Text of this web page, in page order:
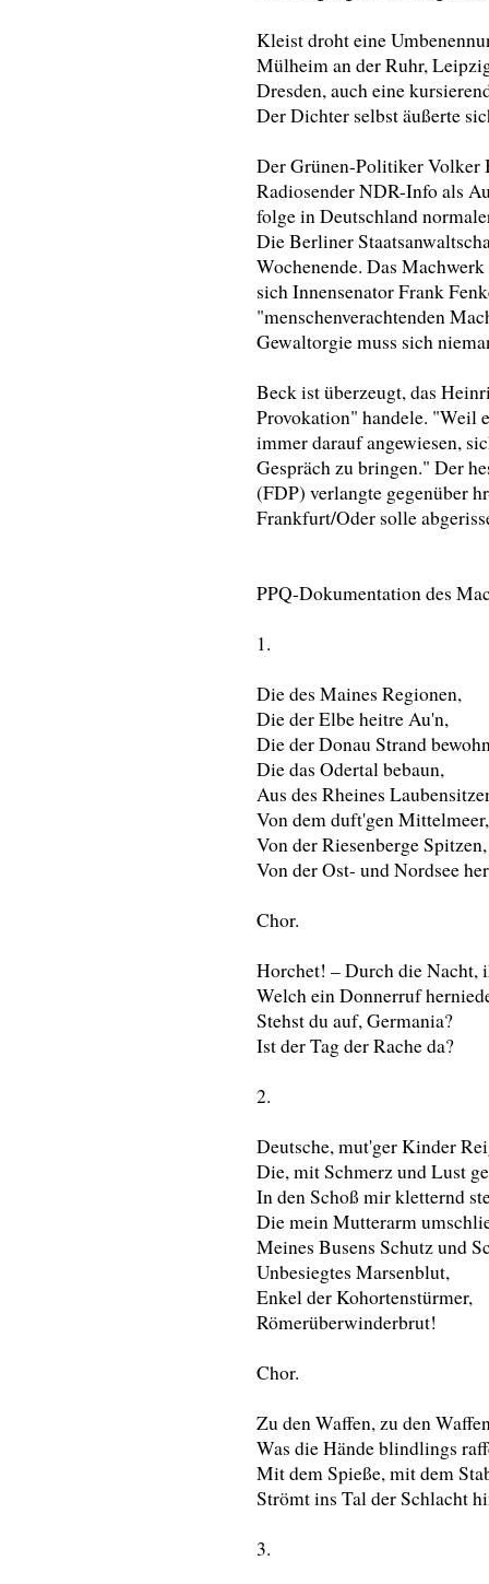
Kleist droht eine
Mülheim an der Ruhr,
Dresden, auch eine
Der Dichter selbst äußerte
Der Grünen-Politiker Volker
Radiosender NDR-Info als
folge in Deutschland
Die Berliner
Wochenende. Das
sich Innensenator Frank
"menschenverachtenden
Gewaltorgie muss sich
Beck ist überzeugt, das
Provokation" handele. "Weil
immer darauf angewiesen,
Gespräch zu bringen." Der
(FDP) verlangte gegenüber
Frankfurt/Oder solle
PPQ-Dokumentation des
1.
Die des Maines Regionen,
Die der Elbe heitre Au'n,
Die der Donau Strand
Die das Odertal bebaun,
Aus des Rheines
Von dem duft'gen Mittelmeer,
Von der Riesenberge Spitzen,
Von der Ost- und Nordsee
Chor.
Horchet! – Durch die Nacht,
Welch ein Donnerruf
Stehst du auf, Germania?
Ist der Tag der Rache da?
2.
Deutsche, mut'ger Kinder
Die, mit Schmerz und Lust
In den Schoß mir kletternd
Die mein Mutterarm
Meines Busens Schutz und
Unbesiegtes Marsenblut,
Enkel der Kohortenstürmer,
Römerüberwinderbrut!
Chor.
Zu den Waffen, zu den
Was die Hände blindlings
Mit dem Spieße, mit dem
Strömt ins Tal der Schlacht
3.